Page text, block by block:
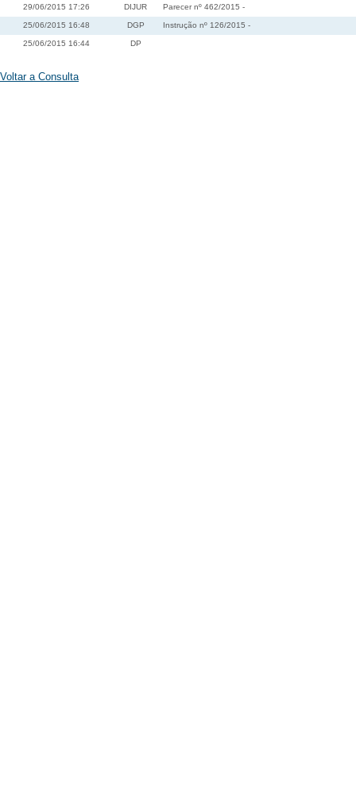
29/06/2015 17:26 DIJUR Parecer nº 462/2015 -
25/06/2015 16:48 DGP Instrução nº 126/2015 -
25/06/2015 16:44 DP
Voltar a Consulta